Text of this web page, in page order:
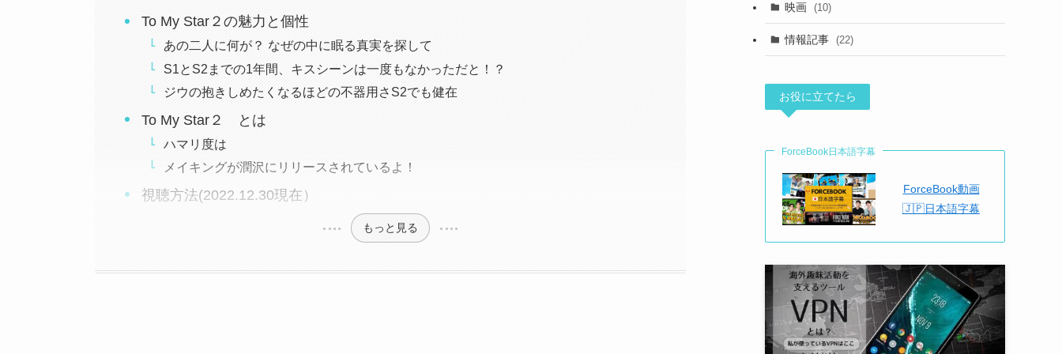
To My Star２の魅力と個性
あの二人に何が？ なぜの中に眠る真実を探して
S1とS2までの1年間、キスシーンは一度もなかっただと！？
ジウの抱きしめたくなるほどの不器用さS2でも健在
To My Star２ とは
ハマリ度は
メイキングが潤沢にリリースされているよ！
視聴方法(2022.12.30現在）
もっと見る
映画 (10)
情報記事 (22)
お役に立てたら
ForceBook日本語字幕
ForceBook動画
🇯🇵日本語字幕